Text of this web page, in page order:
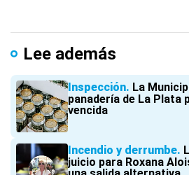
Lee además
Inspección La
panadería de La Plata
vencida
Incendio y derrumbe
juicio para Roxana